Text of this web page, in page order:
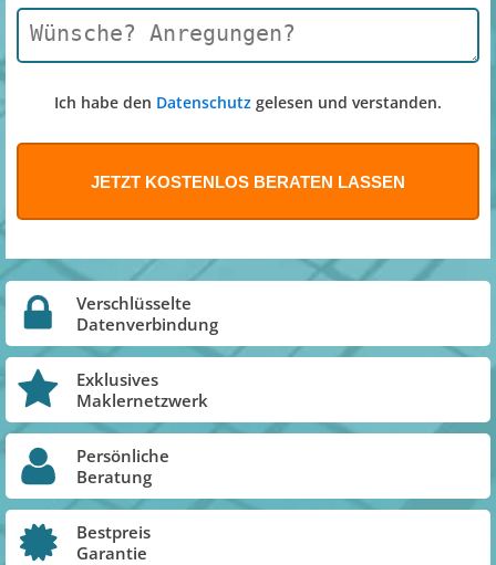
Ich habe den Datenschutz gelesen und verstanden.
Verschlüsselte
Datenverbindung
Exklusives
Maklernetzwerk
Persönliche
Beratung
Bestpreis
Garantie